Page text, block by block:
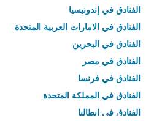
الفنادق في إندونيسيا
الفنادق في الامارات العربية المتحدة
الفنادق في البحرين
الفنادق في مصر
الفنادق في فرنسا
الفنادق في المملكة المتحدة
الفنادق في إيطاليا